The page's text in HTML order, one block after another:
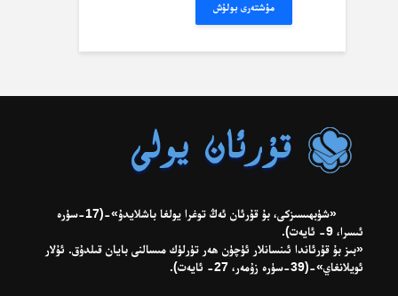
مۇشتەرى بولۇش
«شۈبھىسىزكى، بۇ قۇرئان ئەڭ توغرا يولغا باشلايدۇ»-(17-سۈرە
ئىسرا، 9- ئايەت).
«بىز بۇ قۇرئاندا ئىنسانلار ئۈچۈن ھەر تۈرلۈك مىسالنى بايان قىلدۇق. ئۇلار
ئويلانغاي»-(39-سۈرە زۇمەر، 27- ئايەت).